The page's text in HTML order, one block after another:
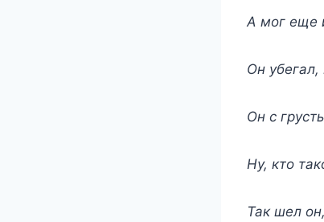
А мог еще
Он убегал,
Он с
Ну, кто
Так шел